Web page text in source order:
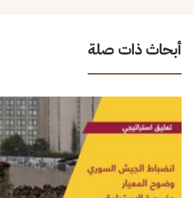
أبحاث ذات صلة